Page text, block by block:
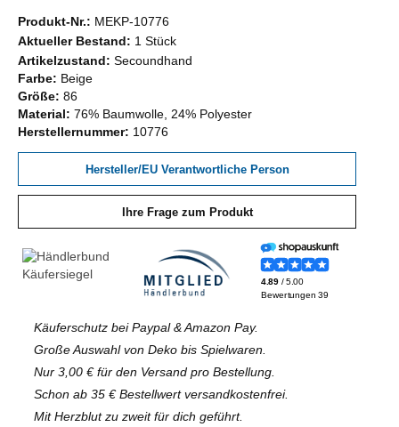
Produkt-Nr.: MEKP-10776
Aktueller Bestand: 1 Stück
Artikelzustand: Secoundhand
Farbe: Beige
Größe: 86
Material: 76% Baumwolle, 24% Polyester
Herstellernummer: 10776
Hersteller/EU Verantwortliche Person
Ihre Frage zum Produkt
Käuferschutz bei Paypal & Amazon Pay.
Große Auswahl von Deko bis Spielwaren.
Nur 3,00 € für den Versand pro Bestellung.
Schon ab 35 € Bestellwert versandkostenfrei.
Mit Herzblut zu zweit für dich geführt.